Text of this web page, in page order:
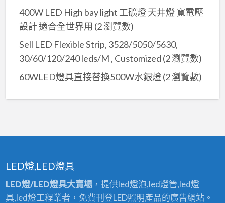
400W LED High bay light 工礦燈 天井燈 寬電壓
設計 適合全世界用 (2 瀏覽數)
Sell LED Flexible Strip, 3528/5050/5630,
30/60/120/240 leds/M , Customized (2 瀏覽數)
60WLED燈具直接替換500W水銀燈(2 瀏覽數)
LED燈,LED燈具
LED燈/LED燈具大賣場，提供led燈泡,led燈管,led燈
具,led燈工程業者，免費刊登LED照明產品的廣告網站。